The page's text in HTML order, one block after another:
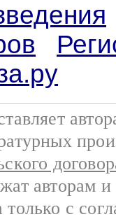
авторам
с